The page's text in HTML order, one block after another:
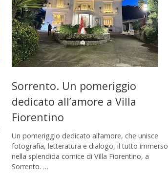
Sorrento. Un pomeriggio
dedicato all’amore a Villa
Fiorentino
Un pomeriggio dedicato all’amore, che unisce
fotografia, letteratura e dialogo, il tutto immerso
nella splendida cornice di Villa Fiorentino, a
Sorrento. …